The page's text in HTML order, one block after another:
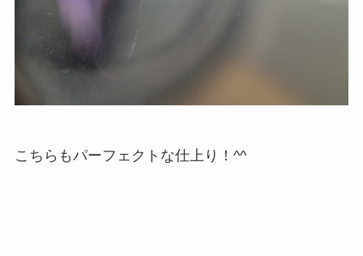
こちらもパーフェクトな仕上り！^^